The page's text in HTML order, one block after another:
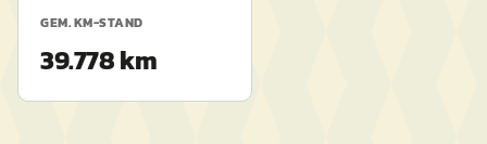
GEM. KM-STAND
39.778 km